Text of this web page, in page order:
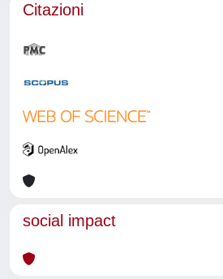
Citazioni
social impact